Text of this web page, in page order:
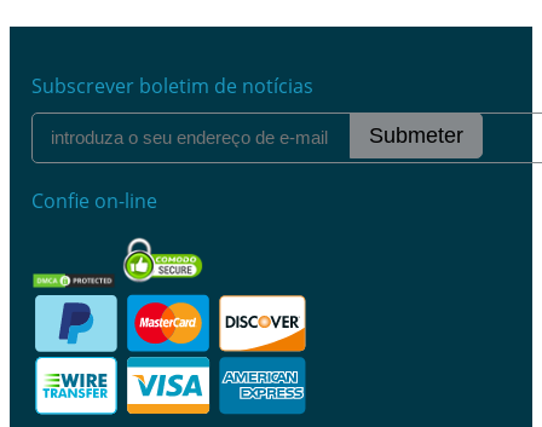
Subscrever boletim de notícias
Submeter
Confie on-line